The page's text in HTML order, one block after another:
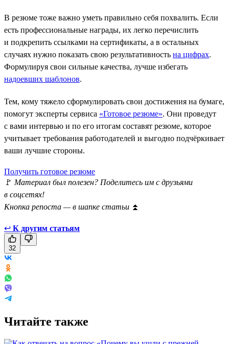
В резюме тоже важно уметь правильно себя похвалить. Если
есть профессиональные награды, их легко перечислить
и подкрепить ссылками на сертификаты, а в остальных
случаях нужно показать свою результативность на цифрах.
Формулируя свои сильные качества, лучше избегать
надоевших шаблонов.
Тем, кому тяжело сформулировать свои достижения на бумаге,
помогут эксперты сервиса «Готовое резюме». Они проведут
с вами интервью и по его итогам составят резюме, которое
учитывает требования работодателей и выгодно подчёркивает
ваши лучшие стороны.
Получить готовое резюме
🚩 Материал был полезен? Поделитесь им с друзьями
в соцсетях!
Кнопка репоста — в шапке статьи ⏫
↩ К другим статьям
32
Читайте также